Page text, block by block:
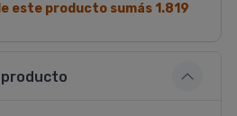
este producto sumás 1.819